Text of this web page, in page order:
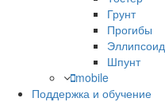
Грунт
Прогибы
Эллипсоид
Шпунт
mobile
Поддержка и обучение